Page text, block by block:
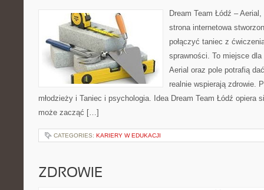
Dream Team Łódź –
strona internetowa
połączyć taniec z
sprawności. To miejsce
Aerial oraz pole potrafią
realnie wspierają zdrowie.
młodzieży i Taniec i psychologia. Idea Dream Team Łódź opiera
może zacząć […]
CATEGORIES: KARIERY W EDUKACJI
ZDROWIE